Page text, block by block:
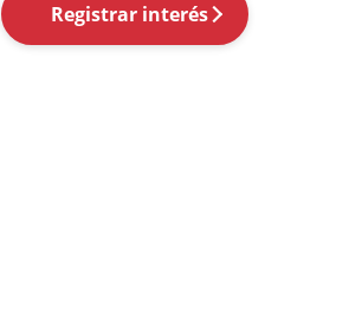
Registrar interés